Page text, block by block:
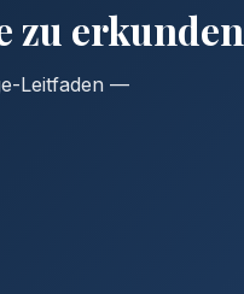
zu erkunden
Leitfaden —